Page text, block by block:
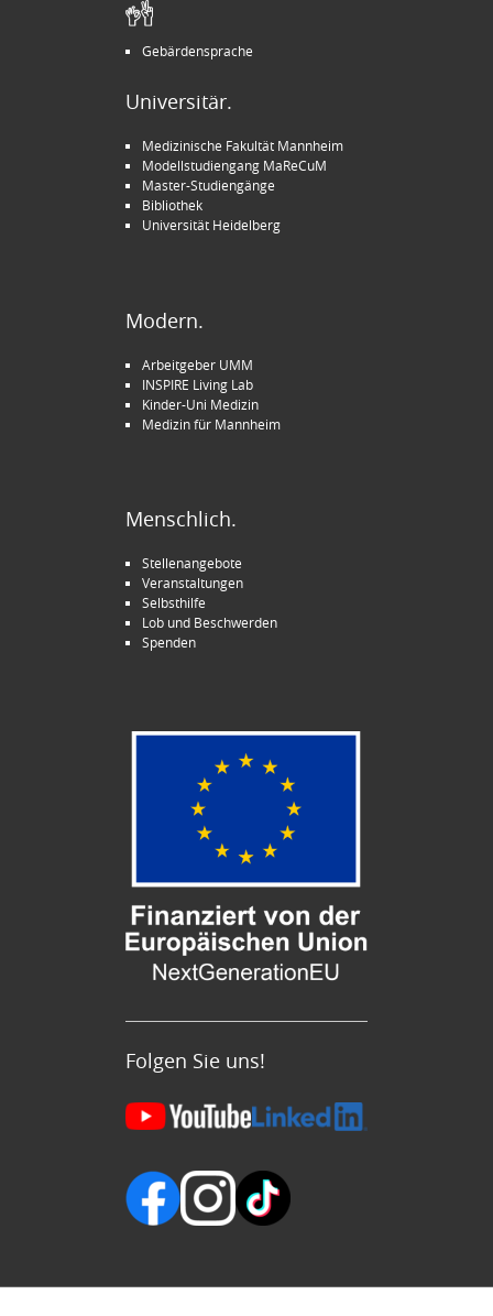
Gebärdensprache
Universitär.
Medizinische Fakultät Mannheim
Modellstudiengang MaReCuM
Master-Studiengänge
Bibliothek
Universität Heidelberg
Modern.
Arbeitgeber UMM
INSPIRE Living Lab
Kinder-Uni Medizin
Medizin für Mannheim
Menschlich.
Stellenangebote
Veranstaltungen
Selbsthilfe
Lob und Beschwerden
Spenden
Folgen Sie uns!